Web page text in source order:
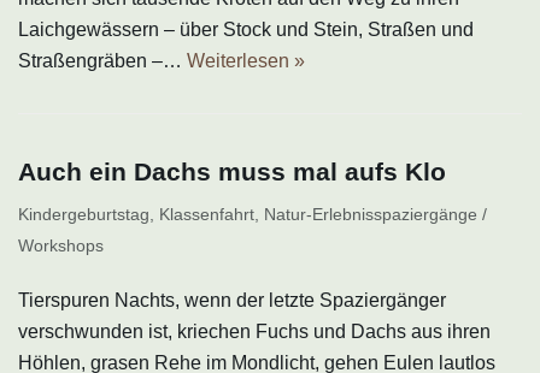
Laichgewässern – über Stock und Stein, Straßen und
Straßengräben –… Weiterlesen »
Auch ein Dachs muss mal aufs Klo
Kindergeburtstag, Klassenfahrt, Natur-Erlebnisspaziergänge /
Workshops
Tierspuren Nachts, wenn der letzte Spaziergänger
verschwunden ist, kriechen Fuchs und Dachs aus ihren
Höhlen, grasen Rehe im Mondlicht, gehen Eulen lautlos